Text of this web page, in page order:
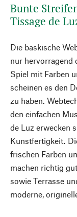
Bunte
Tissage de
Die baskische
nur hervorragend
Spiel mit Farben
scheinen es den
zu haben.
den einfachen
de Luz erwecken
Kunstfertigkeit.
frischen Farben
machen richtig
sowie Terrasse
moderne,